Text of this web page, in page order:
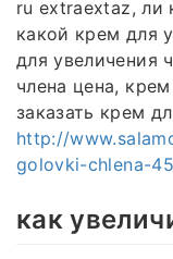
ru extraextaz, ли
какой крем для
для увеличения
члена цена,
заказать крем
http://
golovki-chlena-
как